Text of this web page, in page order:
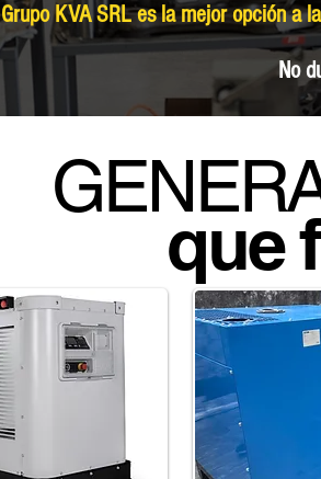
Grupo KVA SRL es la mejor opción a
No
que